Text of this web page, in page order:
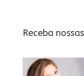
Receba